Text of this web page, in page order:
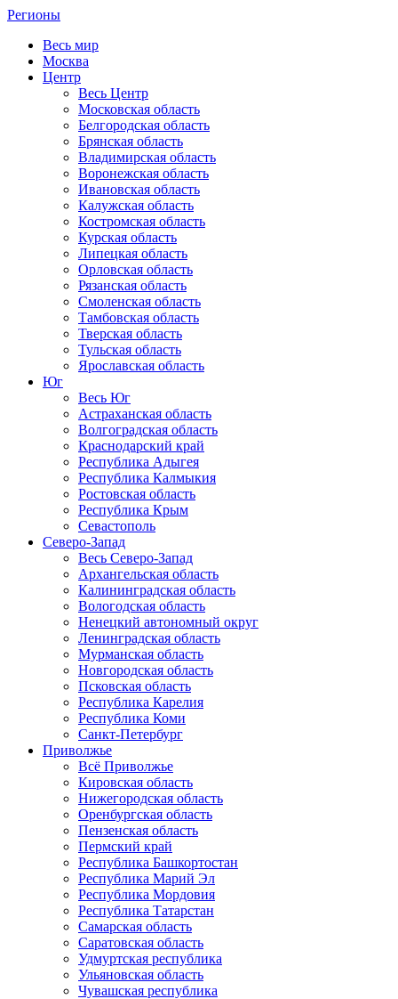
Регионы
Весь мир
Москва
Центр
Весь Центр
Московская область
Белгородская область
Брянская область
Владимирская область
Воронежская область
Ивановская область
Калужская область
Костромская область
Курская область
Липецкая область
Орловская область
Рязанская область
Смоленская область
Тамбовская область
Тверская область
Тульская область
Ярославская область
Юг
Весь Юг
Астраханская область
Волгоградская область
Краснодарский край
Республика Адыгея
Республика Калмыкия
Ростовская область
Республика Крым
Севастополь
Северо-Запад
Весь Северо-Запад
Архангельская область
Калининградская область
Вологодская область
Ненецкий автономный округ
Ленинградская область
Мурманская область
Новгородская область
Псковская область
Республика Карелия
Республика Коми
Санкт-Петербург
Приволжье
Всё Приволжье
Кировская область
Нижегородская область
Оренбургская область
Пензенская область
Пермский край
Республика Башкортостан
Республика Марий Эл
Республика Мордовия
Республика Татарстан
Самарская область
Саратовская область
Удмуртская республика
Ульяновская область
Чувашская республика